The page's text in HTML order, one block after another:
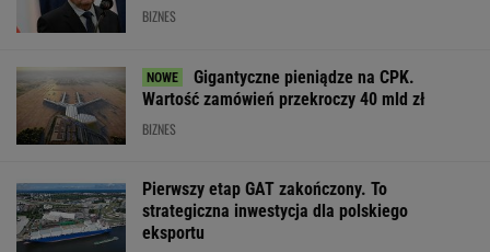
BIZNES
Gigantyczne pieniądze na CPK.
Wartość zamówień przekroczy 40 mld zł
BIZNES
Pierwszy etap GAT zakończony. To
strategiczna inwestycja dla polskiego
eksportu